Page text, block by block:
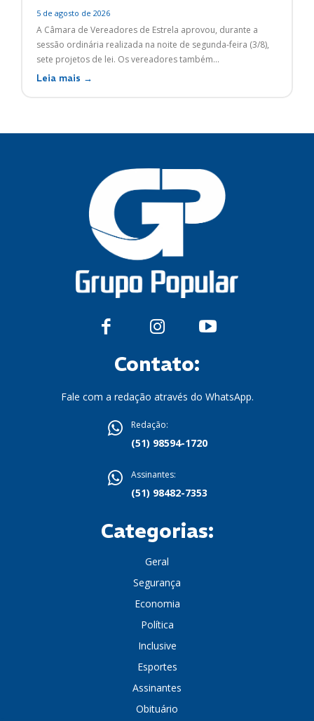
5 de agosto de 2026
A Câmara de Vereadores de Estrela aprovou, durante a
sessão ordinária realizada na noite de segunda-feira (3/8),
sete projetos de lei. Os vereadores também...
Leia mais →
Contato:
Fale com a redação através do WhatsApp.
Redação:
(51) 98594-1720
Assinantes:
(51) 98482-7353
Categorias:
Geral
Segurança
Economia
Política
Inclusive
Esportes
Assinantes
Obituário